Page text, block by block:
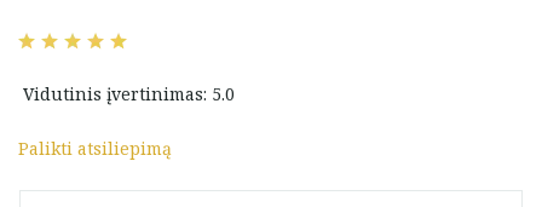
Vidutinis įvertinimas: 5.0
Palikti atsiliepimą